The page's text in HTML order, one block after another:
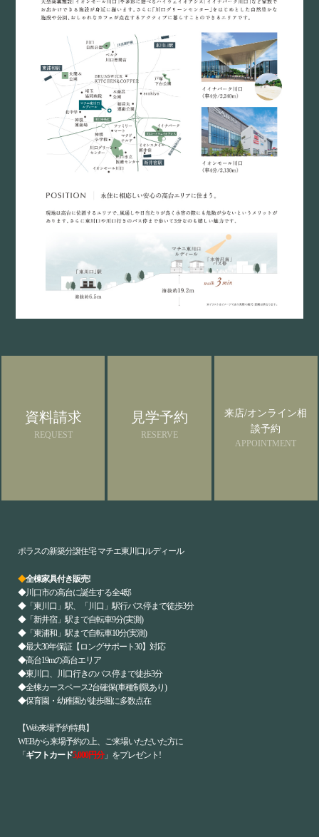
資料請求
REQUEST
見学予約
RESERVE
来店/オンライン相
談予約
APPOINTMENT
ポラスの新築分譲住宅 マチエ東川口ルディール
◆全棟家具付き販売!
◆川口市の高台に誕生する全4邸
◆「東川口」駅、「川口」駅行バス停まで徒歩3分
◆「新井宿」駅まで自転車9分(実測)
◆「東浦和」駅まで自転車10分(実測)
◆最大30年保証【ロングサポート30】対応
◆高台19mの高台エリア
◆東川口、川口行きのバス停まで徒歩3分
◆全棟カースペース2台確保(車種制限あり)
◆保育園・幼稚園が徒歩圏に多数点在
【Web来場予約特典】
WEBから来場予約の上、ご来場いただいた方に
「 ギフトカード5,000円分」をプレゼント!